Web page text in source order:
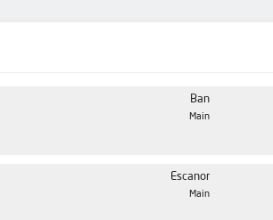
Ban
Main
Escanor
Main